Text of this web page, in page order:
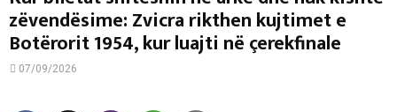
zëvendësime: Zvicra rikthen kujtimet e
Botërorit 1954, kur luajti në çerekfinale
07/09/2026